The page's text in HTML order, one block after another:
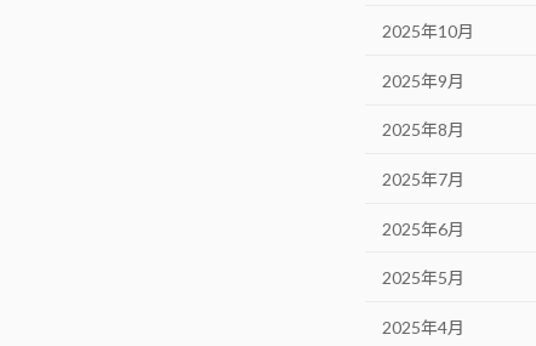
2025年10月
2025年9月
2025年8月
2025年7月
2025年6月
2025年5月
2025年4月